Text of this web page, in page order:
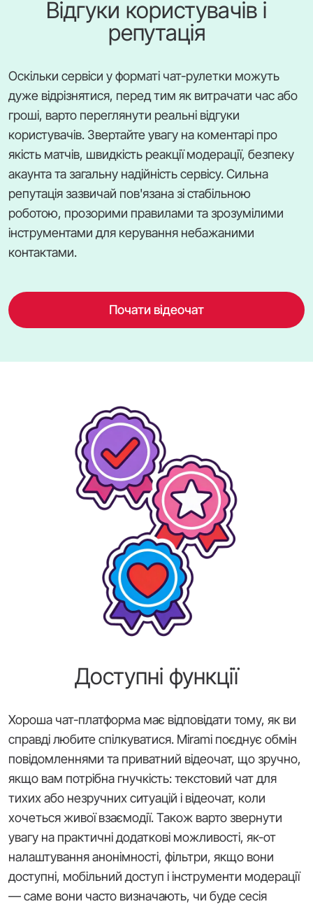
Відгуки користувачів і
репутація
Оскільки сервіси у форматі чат-рулетки можуть
дуже відрізнятися, перед тим як витрачати час або
гроші, варто переглянути реальні відгуки
користувачів. Звертайте увагу на коментарі про
якість матчів, швидкість реакції модерації, безпеку
акаунта та загальну надійність сервісу. Сильна
репутація зазвичай пов'язана зі стабільною
роботою, прозорими правилами та зрозумілими
інструментами для керування небажаними
контактами.
Почати відеочат
Доступні функції
Хороша чат-платформа має відповідати тому, як ви
справді любите спілкуватися. Mirami поєднує обмін
повідомленнями та приватний відеочат, що зручно,
якщо вам потрібна гнучкість: текстовий чат для
тихих або незручних ситуацій і відеочат, коли
хочеться живої взаємодії. Також варто звернути
увагу на практичні додаткові можливості, як-от
налаштування анонімності, фільтри, якщо вони
доступні, мобільний доступ і інструменти модерації
— саме вони часто визначають, чи буде сесія